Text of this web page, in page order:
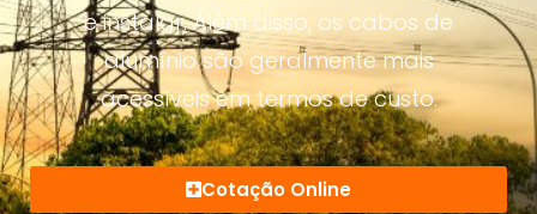
e instalar. Além disso, os cabos de
alumínio são geralmente mais
acessíveis em termos de custo.
Cotação Online